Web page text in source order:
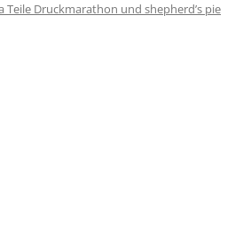
Teile Druckmarathon und shepherd’s pie